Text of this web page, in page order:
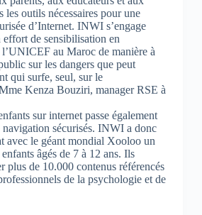
les outils nécessaires pour une
d’Internet. INWI s’engage
effort de sensibilisation en
au Maroc de manière à
sur les dangers que peut
qui surfe, seul, sur le
Kenza Bouziri, manager RSE à
sur internet passe également
navigation sécurisés. INWI a donc
avec le géant mondial Xooloo un
âgés de 7 à 12 ans. Ils
plus de 10.000 contenus référencés
de la psychologie et de